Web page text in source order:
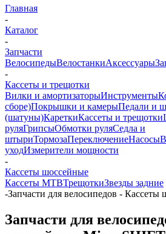
Главная
-
Каталог
-
Запчасти
ВелосипедыВелостанкиАксессуары
-
Кассеты и трещотки
Вилки и амортизаторыИнструменты
сборе)Покрышки и камерыПедали и
(шатуны)КареткиКассеты и трещотки
руляГрипсыОбмотки руляСедла и
штыриТормозаПереключениеНасосы
уходИзмерители мощности
-
Кассеты шоссейные
Кассеты MTBТрещоткиЗвезды задние
-Запчасти для велосипедов -
Запчасти для